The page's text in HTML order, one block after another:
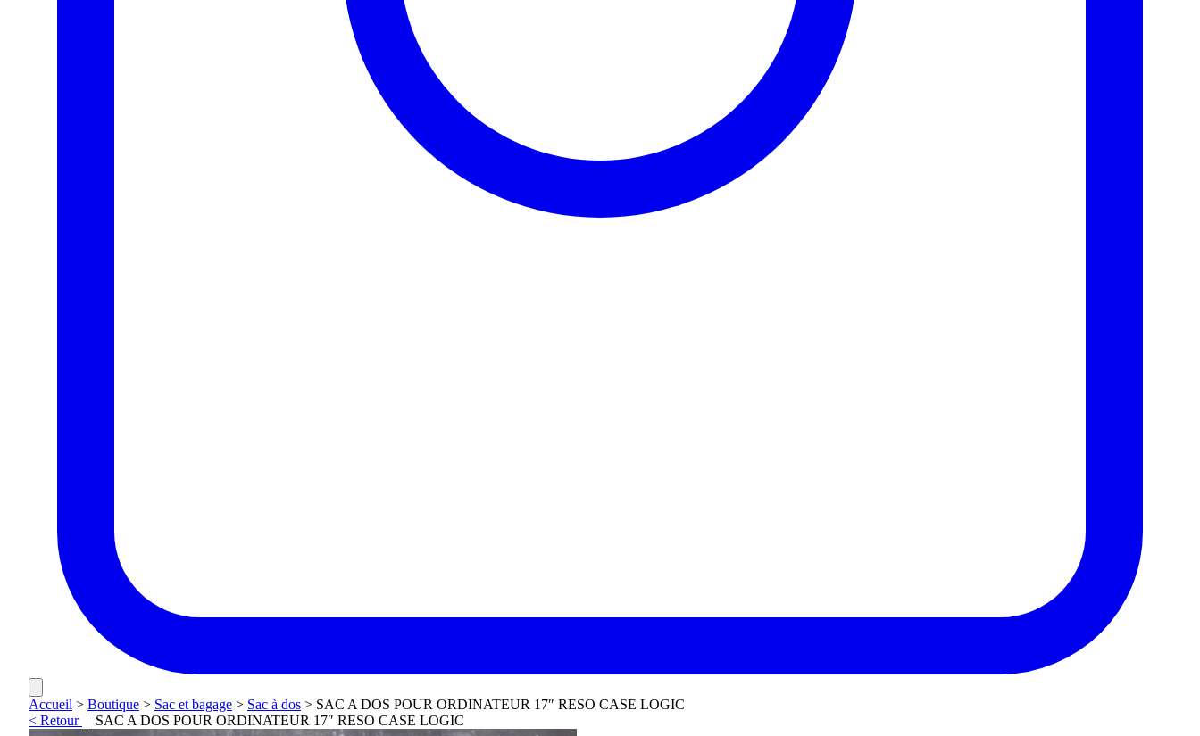
Accueil > Boutique > Sac et bagage > Sac à dos > SAC A DOS POUR ORDINATEUR 17″ RESO CASE LOGIC
< Retour | SAC A DOS POUR ORDINATEUR 17″ RESO CASE LOGIC